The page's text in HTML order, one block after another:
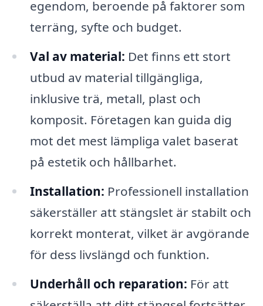
egendom, beroende på faktorer som
terräng, syfte och budget.
Val av material: Det finns ett stort
utbud av material tillgängliga,
inklusive trä, metall, plast och
komposit. Företagen kan guida dig
mot det mest lämpliga valet baserat
på estetik och hållbarhet.
Installation: Professionell installation
säkerställer att stängslet är stabilt och
korrekt monterat, vilket är avgörande
för dess livslängd och funktion.
Underhåll och reparation: För att